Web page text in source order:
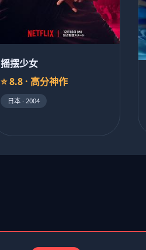
摇摆少女
⭐ 8.8 · 高分神作
日本 · 2004